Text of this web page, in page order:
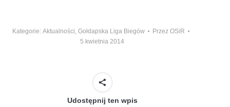
Kategorie: Aktualności, Gołdapska Liga Biegów Przez OSiR
5 kwietnia 2014
Udostępnij ten wpis